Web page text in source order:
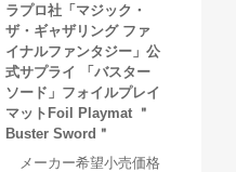
ラプロ社「マジック・
ザ・ギャザリング ファ
イナルファンタジー」公
式サプライ 「バスター
ソード」フォイルプレイ
マットFoil Playmat ＂
Buster Sword＂
メーカー希望小売価格